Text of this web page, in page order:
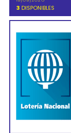
3 DISPONIBLES